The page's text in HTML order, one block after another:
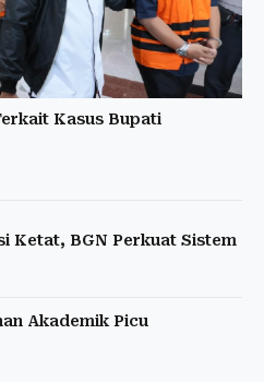
Kasus Bupati
Ketat, BGN Perkuat Sistem
Akademik Picu